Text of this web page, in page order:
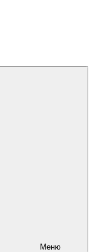
Меню